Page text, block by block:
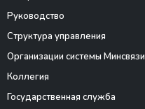
Руководство
Структура управления
Организации системы Минсвязи
Коллегия
Государственная служба